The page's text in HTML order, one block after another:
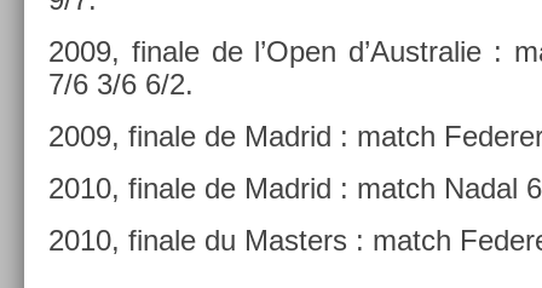
2009, fin­ale de l’Open d’Australie :
7/6 3/6 6/2.
2009, fin­ale de Mad­rid : match
2010, fin­ale de Mad­rid : match Nadal
2010, fin­ale du Mast­ers : match